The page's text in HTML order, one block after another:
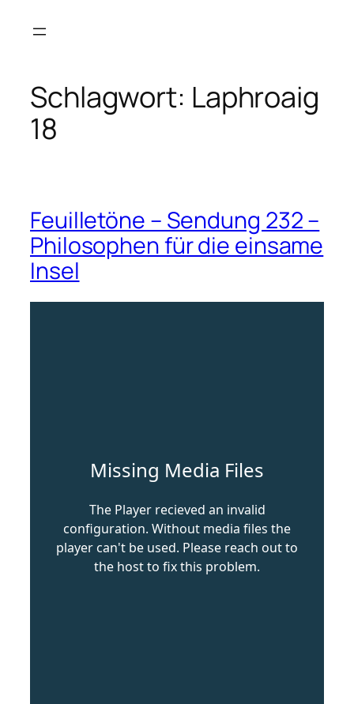
Inhalt
Schlagwort: Laphroaig
18
Feuilletöne – Sendung 232 –
Philosophen für die einsame
Insel